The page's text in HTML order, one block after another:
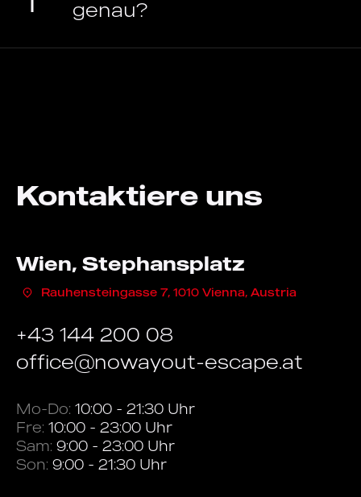
genau?
Kontaktiere uns
Wien, Stephansplatz
Rauhensteingasse 7, 1010 Vienna, Austria
+43 144 200 08
office@nowayout-escape.at
Mo-Do: 10:00 - 21:30 Uhr
Fre: 10:00 - 23:00 Uhr
Sam: 9:00 - 23:00 Uhr
Son: 9:00 - 21:30 Uhr